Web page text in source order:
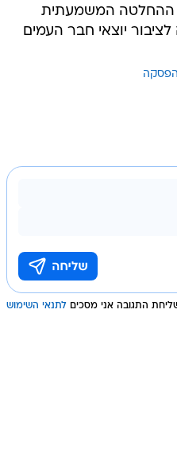
ההחלטה המשמעתית
יוצאי חבר העמים
הפסקה
התגובה אני מסכים לתנאי השימוש